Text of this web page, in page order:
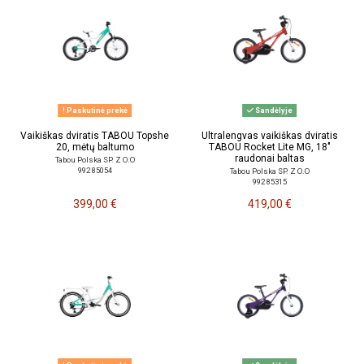
Paskutinė prekė
Vaikiškas dviratis TABOU Topshe
20, mėtų baltumo
Tabou Polska SP. Z O.O
992 85054
399,00 €
Sandėlyje
Ultralengvas vaikiškas dviratis
TABOU Rocket Lite MG, 18"
raudonai baltas
Tabou Polska SP. Z O.O
992 85315
419,00 €